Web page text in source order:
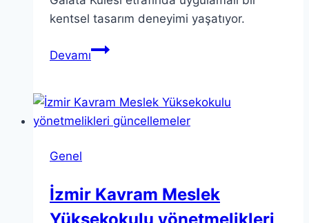
kentsel tasarım deneyimi yaşatıyor.
DevamıKent
Bir
Kentsel
Genel
İzmir Kavram Meslek